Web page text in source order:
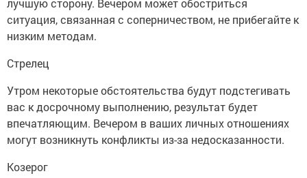
лучшую сторону. Вечером может обостриться
ситуация, связанная с соперничеством, не прибегайте к
низким методам.
Стрелец
Утром некоторые обстоятельства будут подстегивать
вас к досрочному выполнению, результат будет
впечатляющим. Вечером в ваших личных отношениях
могут возникнуть конфликты из-за недосказанности.
Козерог